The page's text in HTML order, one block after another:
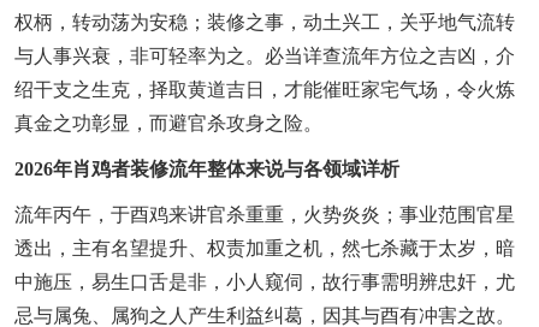
权柄，转动荡为安稳；装修之事，动土兴工，关乎地气流转
与人事兴衰，非可轻率为之。必当详查流年方位之吉凶，介
绍干支之生克，择取黄道吉日，才能催旺家宅气场，令火炼
真金之功彰显，而避官杀攻身之险。
2026年肖鸡者装修流年整体来说与各领域详析
流年丙午，于酉鸡来讲官杀重重，火势炎炎；事业范围官星
透出，主有名望提升、权责加重之机，然七杀藏于太岁，暗
中施压，易生口舌是非，小人窥伺，故行事需明辨忠奸，尤
忌与属兔、属狗之人产生利益纠葛，因其与酉有冲害之故。